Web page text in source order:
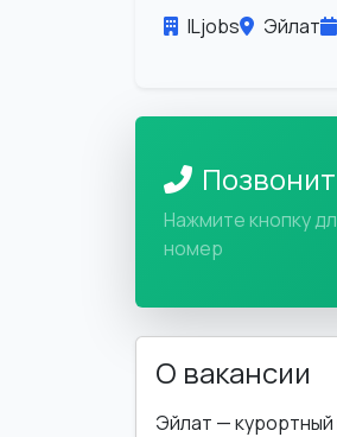
ILjobs Эйлат
Нажмите кнопку
номер
О вакансии
Эйлат —